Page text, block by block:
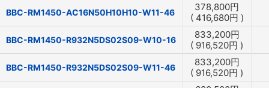
BBC-RM1450-AC16N50H10H10-W11-46 378,800円
( 416,680円 )
BBC-RM1450-R932N5DS02S09-W10-16 833,200円
( 916,520円 )
BBC-RM1450-R932N5DS02S09-W11-46 833,200円
( 916,520円 )